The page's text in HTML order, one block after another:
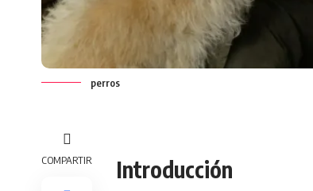
perros
COMPARTIR Introducción